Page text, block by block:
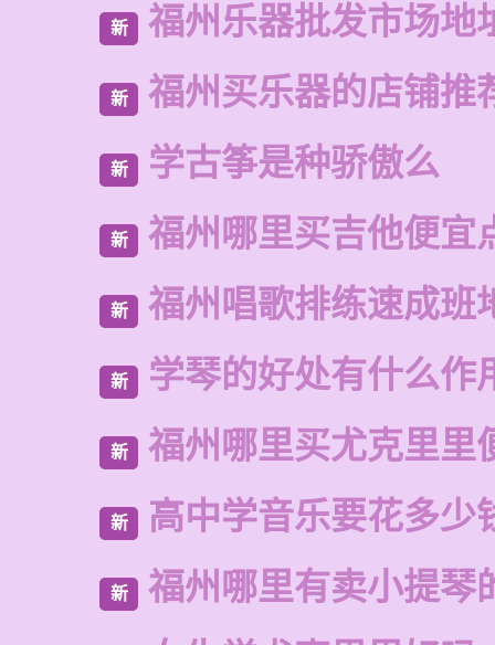
新 福州乐器批发市场地
新 福州买乐器的店铺推
新 学古筝是种骄傲么
新 福州哪里买吉他便宜
新 福州唱歌排练速成班
新 学琴的好处有什么作
新 福州哪里买尤克里里
新 高中学音乐要花多少
新
福州哪里有卖小提琴